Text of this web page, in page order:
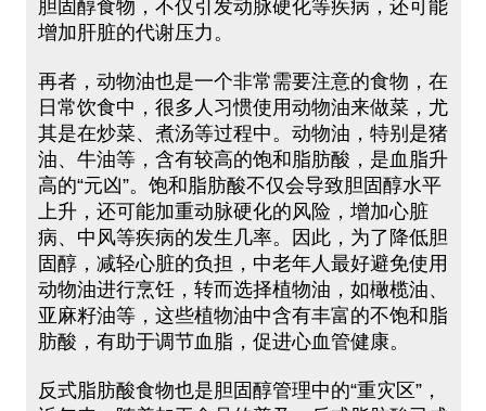
胆固醇食物，不仅引发动脉硬化等疾病，还可能
增加肝脏的代谢压力。
再者，动物油也是一个非常需要注意的食物，在
日常饮食中，很多人习惯使用动物油来做菜，尤
其是在炒菜、煮汤等过程中。动物油，特别是猪
油、牛油等，含有较高的饱和脂肪酸，是血脂升
高的“元凶”。饱和脂肪酸不仅会导致胆固醇水平
上升，还可能加重动脉硬化的风险，增加心脏
病、中风等疾病的发生几率。因此，为了降低胆
固醇，减轻心脏的负担，中老年人最好避免使用
动物油进行烹饪，转而选择植物油，如橄榄油、
亚麻籽油等，这些植物油中含有丰富的不饱和脂
肪酸，有助于调节血脂，促进心血管健康。
反式脂肪酸食物也是胆固醇管理中的“重灾区”，